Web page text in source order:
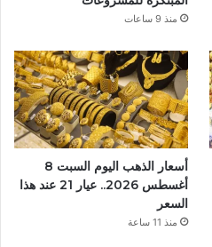
منذ 9 ساعات
أسعار الذهب اليوم السبت 8
أغسطس 2026.. عيار 21 عند هذا
السعر
منذ 11 ساعة